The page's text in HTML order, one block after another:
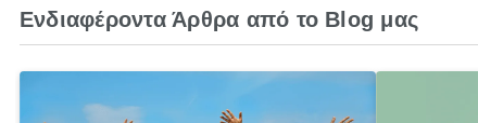
Ενδιαφέροντα Άρθρα από το Blog μας